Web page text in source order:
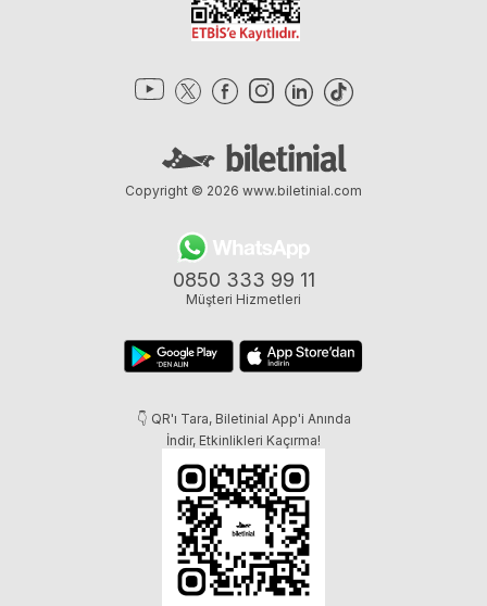
0850 333 99 11
Müşteri Hizmetleri
👇 QR'ı Tara, Biletinial App'i Anında
İndir, Etkinlikleri Kaçırma!
Copyright © 2026 www.biletinial.com